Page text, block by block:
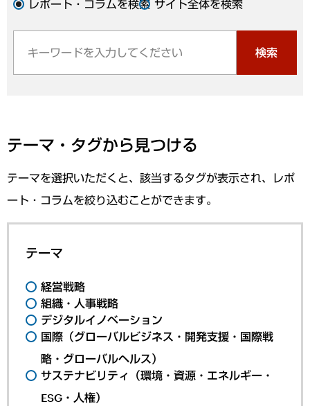
レポート・コラムを検索 サイト全体を検索
検索
テーマ・タグから見つける
テーマを選択いただくと、該当するタグが表示され、レポ
ート・コラムを絞り込むことができます。
テーマ
経営戦略
組織・人事戦略
デジタルイノベーション
国際（グローバルビジネス・開発支援・国際戦
略・グローバルヘルス）
サステナビリティ（環境・資源・エネルギー・
ESG・人権）